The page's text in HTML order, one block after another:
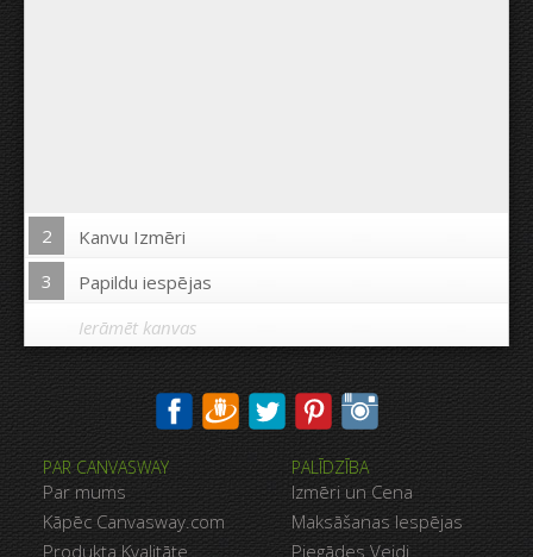
2
Kanvu Izmēri
3
Papildu iespējas
Drukāt uz kanvas malām:
Nē
Attālums starp bildēm:
Ierāmēt kanvas
PAR CANVASWAY
Par mums
Kāpēc Canvasway.com
Produkta Kvalitāte
PALĪDZĪBA
Izmēri un Cena
Maksāšanas Iespējas
Piegādes Veidi